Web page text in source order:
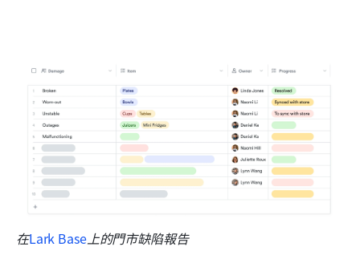
在Lark Base上的門市缺陷報告